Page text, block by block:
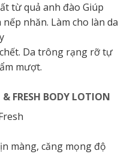
từ ​​quả anh đào Giúp
nếp nhăn. Làm cho làn da
Da trông rạng rỡ tự
mượt.
FRESH BODY LOTION
màng, căng mọng độ